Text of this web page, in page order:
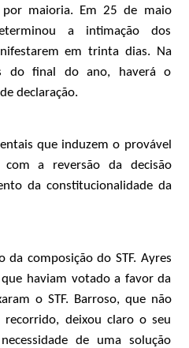
por maioria. Em 25 de maio
a intimação dos
em trinta dias. Na
do final do ano, haverá o
declaração.
que induzem o provável
a reversão da decisão
da constitucionalidade da
composição do STF. Ayres
haviam votado a favor da
o STF. Barroso, que não
deixou claro o seu
de uma solução